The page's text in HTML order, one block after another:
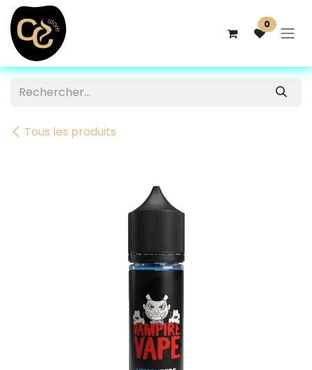
Se rendre au contenu
0
Tous les produits